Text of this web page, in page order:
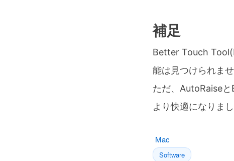
補足
Better Touch
能は見つけられませ
ただ、AutoRaiseと
より快適になりまし
Mac
Software